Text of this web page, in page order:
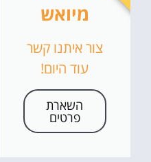
מיואש
צור איתנו קשר
עוד היום!
השארת
פרטים